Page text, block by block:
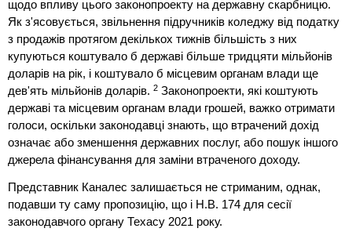
щодо впливу цього законопроекту на державну скарбницю.
Як з'ясовується, звільнення підручників коледжу від податку
з продажів протягом декількох тижнів більшість з них
купуються коштувало б державі більше тридцяти мільйонів
доларів на рік, і коштувало б місцевим органам влади ще
дев'ять мільйонів доларів.2 Законопроекти, які коштують
державі та місцевим органам влади грошей, важко отримати
голоси, оскільки законодавці знають, що втрачений дохід
означає або зменшення державних послуг, або пошук іншого
джерела фінансування для заміни втраченого доходу.
Представник Каналес залишається не стриманим, однак,
подавши ту саму пропозицію, що і H.B. 174 для сесії
законодавчого органу Техасу 2021 року.